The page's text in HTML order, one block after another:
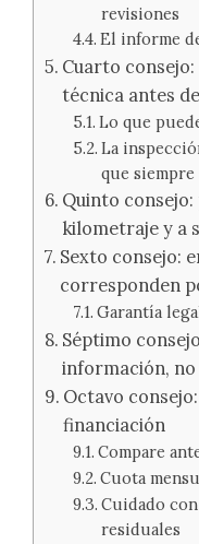
revisiones
El informe
Cuarto
técnica antes
Lo que
La
que
Quinto
kilometraje y a
Sexto consejo:
corresponden
Garantía
Séptimo
información,
Octavo
financiación
Compare
Cuota
Cuidado
residuales